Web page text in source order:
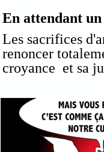
En attendant
Les sacrifices
renoncer
croyance et sa